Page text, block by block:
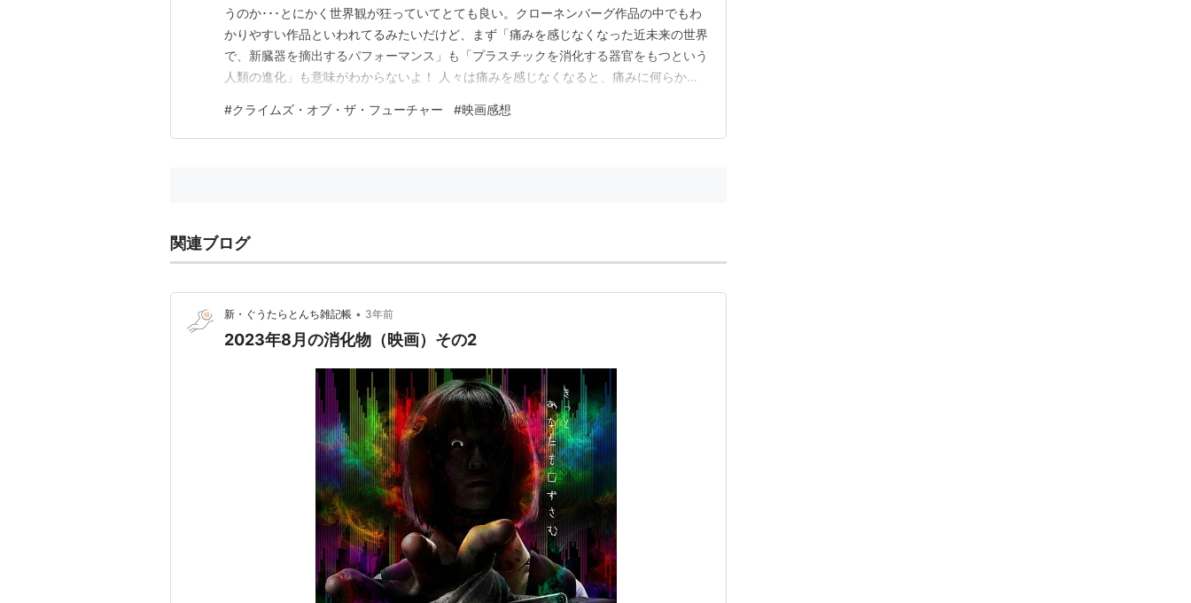
うのか･･･とにかく世界観が狂っていてとても良い。クローネンバーグ作品の中でもわ
かりやすい作品といわれてるみたいだけど、まず「痛みを感じなくなった近未来の世界
で、新臓器を摘出するパフォーマンス」も「プラスチックを消化する器官をもつという
人類の進化」も意味がわからないよ！ 人々は痛みを感じなくなると、痛みに何らかの
でそんなに味わうこともなさそうだから、せっかくなので」という勢いで無痛分娩メイ
ンの産院で無痛出産しなかった。 そんなかんじ？ ソ…
#クライムズ・オブ・ザ・フューチャー #映画感想
関連ブログ
新・ぐうたらとんち雑記帳 • 3年前
2023年8月の消化物（映画）その2